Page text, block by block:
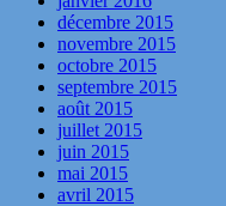
décembre 2015
novembre 2015
octobre 2015
septembre 2015
août 2015
juillet 2015
juin 2015
mai 2015
avril 2015